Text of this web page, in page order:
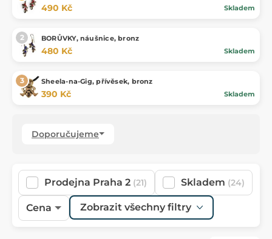
490 Kč Skladem
BORŮVKY, náušnice, bronz
480 Kč Skladem
Sheela-na-Gig, přívěsek, bronz
390 Kč Skladem
Doporučujeme
Prodejna Praha 2 (21) Skladem (24)
Cena Zobrazit všechny filtry